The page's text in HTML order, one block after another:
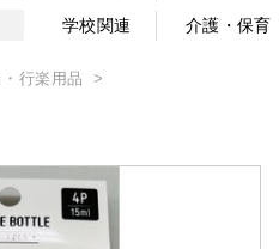
学校関連 介護・保育
行楽用品